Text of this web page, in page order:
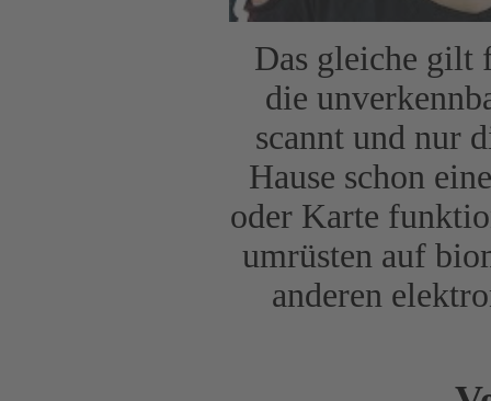
Das gleiche gilt
die
scannt und nur
Hause schon
oder Karte
umrüsten auf
anderen